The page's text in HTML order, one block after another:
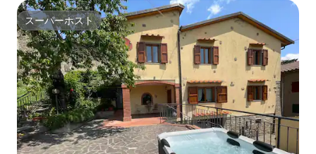
スーパーホスト
スーパーホスト